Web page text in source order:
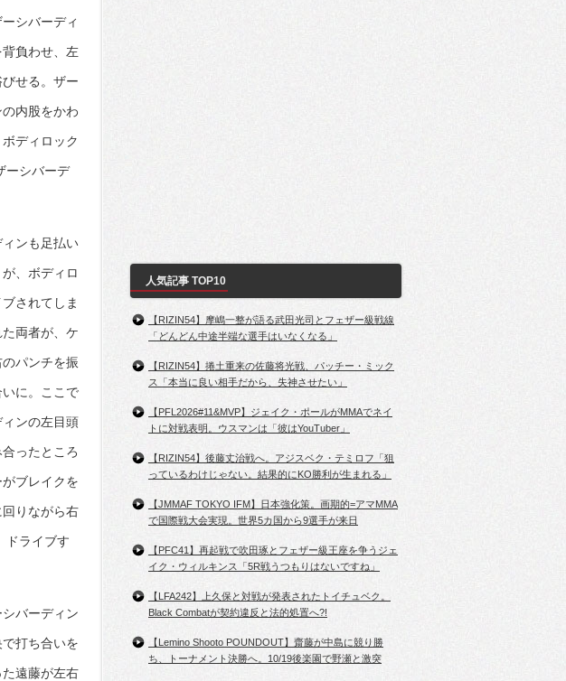
シバーディ
負わせ、左
せる。ザー
内股をかわ
ディロック
ーシバーデ
ンも足払い
、ボディロ
されてしま
両者が、ケ
パンチを振
いに。ここで
ンの左目頭
ったところ
ブレイクを
りながら右
ドライブす
バーディン
打ち合いを
遠藤が左右
人気記事 TOP10
【RIZIN54】摩嶋一整が語る武田光司とフェザー級戦線
「どんどん中途半端な選手はいなくなる」
【RIZIN54】捲土重来の佐藤将光戦、パッチー・ミック
ス「本当に良い相手だから、失神させたい」
【PFL2026#11&MVP】ジェイク・ポールがMMAでネイ
トに対戦表明。ウスマンは「彼はYouTuber」
【RIZIN54】後藤丈治戦へ。アジスベク・テミロフ「狙
っているわけじゃない。結果的にKO勝利が生まれる」
【JMMAF TOKYO IFM】日本強化策。画期的=アマMMA
で国際戦大会実現。世界5カ国から9選手が来日
【PFC41】再起戦で吹田琢とフェザー級王座を争うジェ
イク・ウィルキンス「5R戦うつもりはないですね」
【LFA242】上久保と対戦が発表されたトイチュベク。
Black Combatが契約違反と法的処置へ?!
【Lemino Shooto POUNDOUT】齋藤が中島に競り勝
ち、トーナメント決勝へ。10/19後楽園で野瀬と激突